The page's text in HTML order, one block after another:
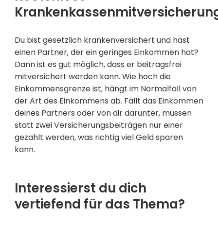
Du bist gesetzlich krankenversichert und hast
einen Partner, der ein geringes Einkommen hat?
Dann ist es gut möglich, dass er beitragsfrei
mitversichert werden kann. Wie hoch die
Einkommensgrenze ist, hängt im Normalfall von
der Art des Einkommens ab. Fällt das Einkommen
deines Partners oder von dir darunter, müssen
statt zwei Versicherungsbeiträgen nur einer
gezahlt werden, was richtig viel Geld sparen
kann.
Interessierst du dich
vertiefend für das Thema?